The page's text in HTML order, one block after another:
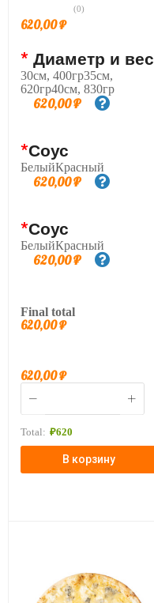
(0)
620,00₽
* Диаметр и вес
30см, 400гр35см,
620гр40см, 830гр
620,00₽
*Соус
БелыйКрасный
620,00₽
*Соус
БелыйКрасный
620,00₽
Final total
620,00₽
620,00₽
Total: ₽620
В корзину